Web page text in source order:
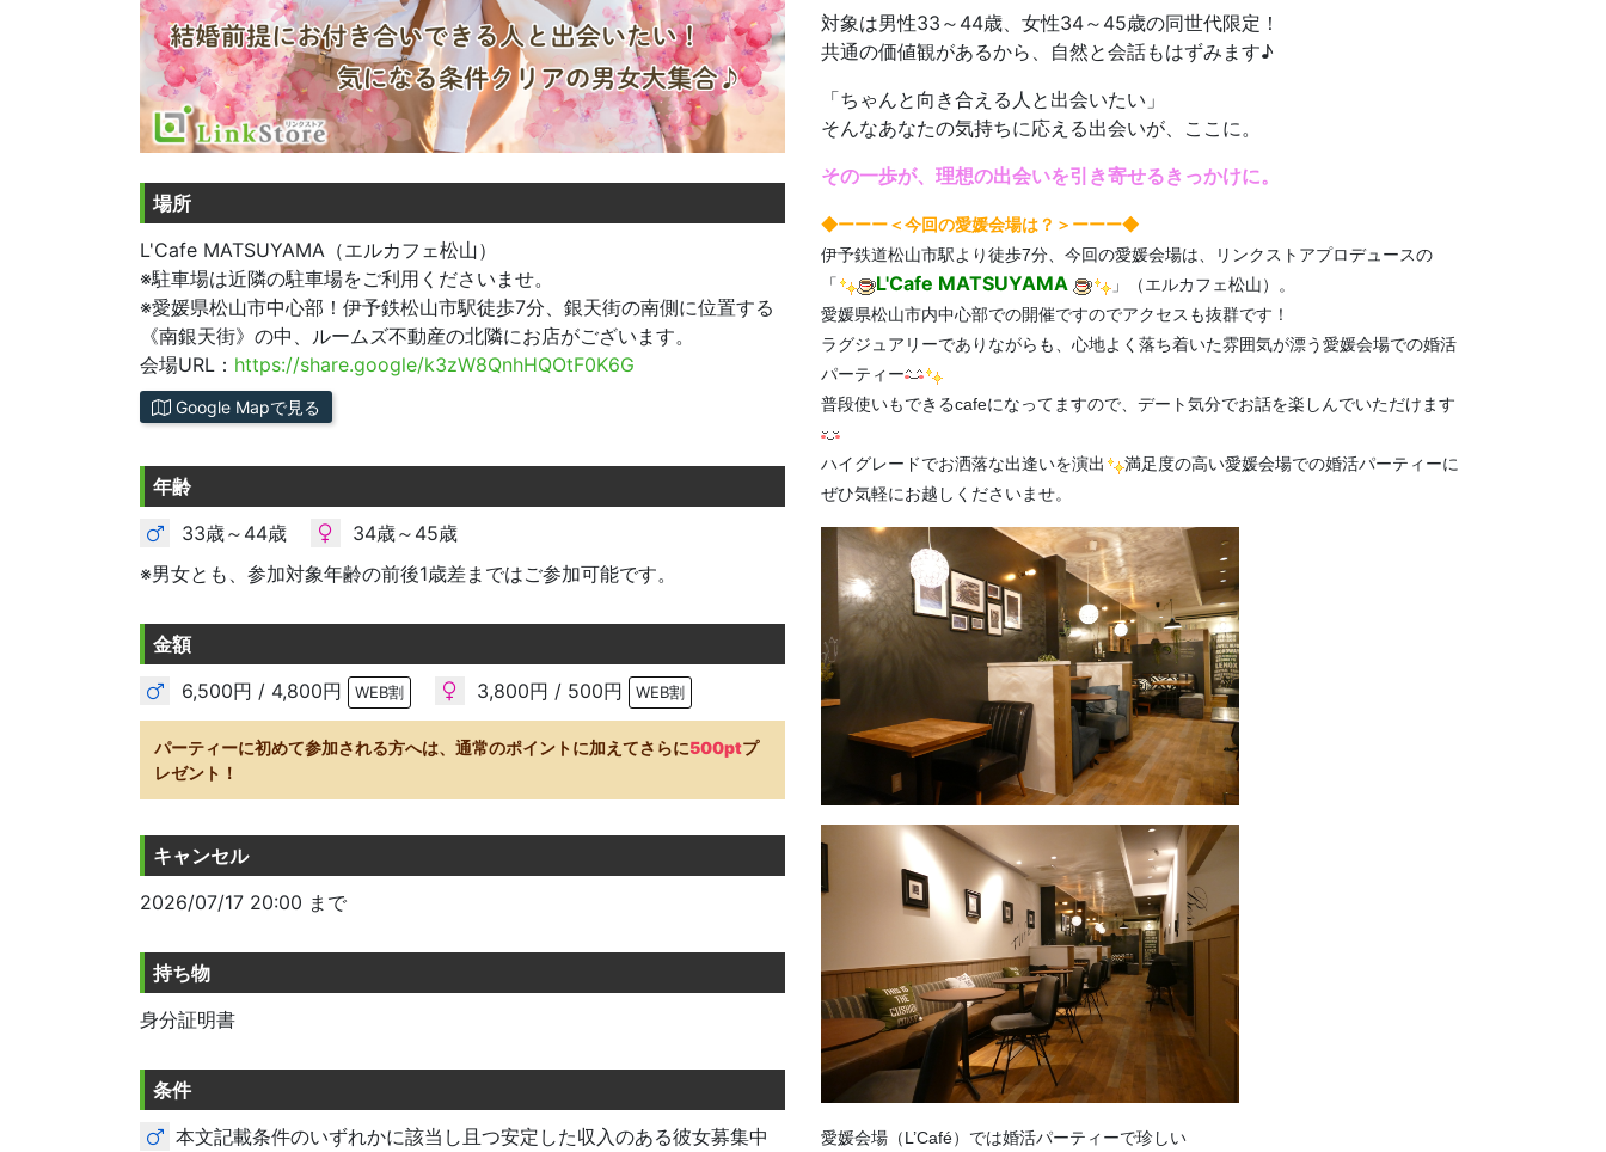
場所
L'Cafe MATSUYAMA（エルカフェ松山）
※駐車場は近隣の駐車場をご利用くださいませ。
※愛媛県松山市中心部！伊予鉄松山市駅徒歩7分、銀天街の南側に位置する
《南銀天街》の中、ルームズ不動産の北隣にお店がございます。
会場URL： https://share.google/k3zW8QnhHQOtF0K6G
Google Mapで見る
年齢
33歳～44歳
34歳～45歳
※男女とも、参加対象年齢の前後1歳差まではご参加可能です。
金額
6,500円 / 4,800円
WEB割 3,800円 / 500円 WEB割
パーティーに初めて参加される方へは、通常のポイントに加えてさらに500ptプ
レゼント！
キャンセル
2026/07/17 20:00 まで
持ち物
身分証明書
条件
本文記載条件のいずれかに該当し且つ安定した収入のある彼女募集中
対象は男性33～44歳、女性34～45歳の同世代限定！
共通の価値観があるから、自然と会話もはずみます♪
「ちゃんと向き合える人と出会いたい」
そんなあなたの気持ちに応える出会いが、ここに。
その一歩が、理想の出会いを引き寄せるきっかけに。
◆ーーー＜今回の愛媛会場は？＞ーーー◆
伊予鉄道松山市駅より徒歩7分、今回の愛媛会場は、リンクストアプロデュースの
「
L'Cafe MATSUYAMA
」（エルカフェ松山）。
愛媛県松山市内中心部での開催ですのでアクセスも抜群です！
ラグジュアリーでありながらも、心地よく落ち着いた雰囲気が漂う愛媛会場での婚活
パーティー
普段使いもできるcafeになってますので、デート気分でお話を楽しんでいただけます
ハイグレードでお洒落な出逢いを演出
満足度の高い愛媛会場での婚活パーティーに
ぜひ気軽にお越しくださいませ。
愛媛会場（L’Café）では婚活パーティーで珍しい